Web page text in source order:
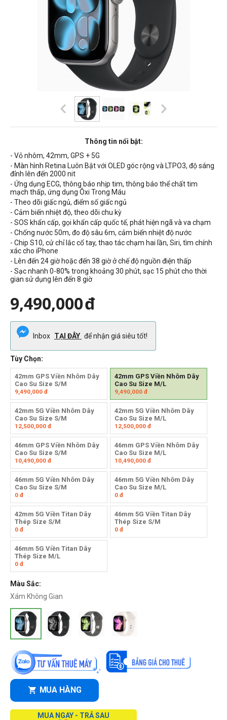
Thông tin nổi bật:
- Vỏ nhôm, 42mm, GPS + 5G
- Màn hình Retina Luôn Bật với OLED góc rộng và LTPO3, độ sáng
đỉnh lên đến 2000 nit
- Ứng dụng ECG, thông báo nhịp tim, thông báo thể chất tim
mạch thấp, ứng dụng Ôxi Trong Máu
- Theo dõi giấc ngủ, điểm số giấc ngủ
- Cảm biến nhiệt độ, theo dõi chu kỳ
- SOS khẩn cấp, gọi khẩn cấp quốc tế, phát hiện ngã và va chạm
- Chống nước 50m, đo độ sâu 6m, cảm biến nhiệt độ nước
- Chip S10, cử chỉ lắc cổ tay, thao tác chạm hai lần, Siri, tìm chính
xác cho iPhone
- Lên đến 24 giờ hoặc đến 38 giờ ở chế độ nguồn điện thấp
- Sạc nhanh 0-80% trong khoảng 30 phút, sạc 15 phút cho thời
gian sử dụng lên đến 8 giờ
9,490,000đ
Inbox TẠI ĐÂY để nhận giá siêu tốt!
Tùy Chọn:
42mm GPS Viền Nhôm Dây
Cao Su Size S/M
9,490,000 đ
42mm GPS Viền Nhôm Dây
Cao Su Size M/L
9,490,000đ
42mm 5G Viền Nhôm Dây
Cao Su Size S/M
12,500,000 đ
42mm 5G Viền Nhôm Dây
Cao Su Size M/L
12,500,000đ
46mm GPS Viền Nhôm Dây
Cao Su Size S/M
10,490,000 đ
46mm GPS Viền Nhôm Dây
Cao Su Size M/L
10,490,000đ
46mm 5G Viền Nhôm Dây
Cao Su Size S/M
0 đ
46mm 5G Viền Nhôm Dây
Cao Su Size M/L
0đ
42mm 5G Viền Titan Dây
Thép Size S/M
0 đ
46mm 5G Viền Titan Dây
Thép Size S/M
0đ
46mm 5G Viền Titan Dây
Thép Size M/L
0 đ
Màu Sắc:
Xám Không Gian
MUA HÀNG
MUA NGAY - TRẢ SAU